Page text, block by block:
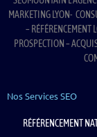
MARKETING LYON-
– RÉFÉRENCEMENT
PROSPECTION –
Nos Services SEO
RÉFÉRENCEMENT